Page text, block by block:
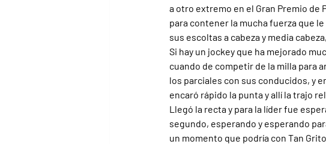
a otro extremo en el Gran Premio de
para contener la mucha fuerza que
sus escoltas a cabeza y media
Si hay un jockey que ha mejorado
cuando de competir de la milla para
los parciales con sus conducidos, y
encaró rápido la punta y allí la trajo
Llegó la recta y para la líder fue
segundo, esperando y esperando
un momento que podría con Tan